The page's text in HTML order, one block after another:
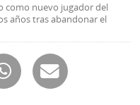
como nuevo jugador del
años tras abandonar el